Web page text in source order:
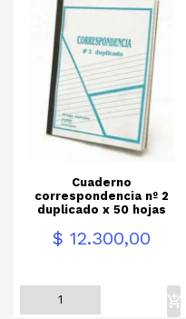
Cuaderno
correspondencia nº 2
duplicado x 50 hojas
Precio$ 12.300,00